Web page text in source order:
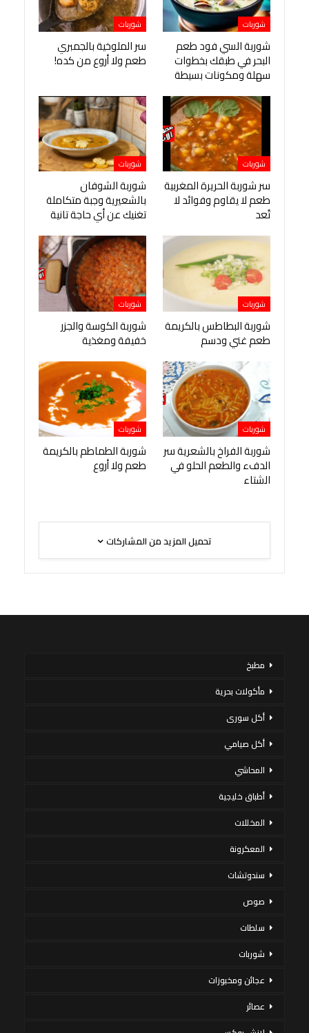
شوربات
شوربة السي فود طعم
البحر في طبقك بخطوات
سهلة ومكونات بسيطة
شوربات
سر الملوخية بالجمبري
طعم ولا أروع من كده!
شوربات
سر شوربة الحريرة المغربية
طعم لا يقاوم وفوائد لا
تُعد
شوربات
شوربة الشوفان
بالشعيرية وجبة متكاملة
تغنيك عن أي حاجة تانية
شوربات
شوربة البطاطس بالكريمة
طعم غني ودسم
شوربات
شوربة الكوسة والجزر
خفيفة ومغذية
شوربات
شوربة الفراخ بالشعرية سر
الدفء والطعم الحلو في
الشتاء
شوربات
شوربة الطماطم بالكريمة
طعم ولا أروع
تحميل المزيد من المشاركات
مطبخ
مأكولات بحرية
أكل سورى
أكل صيامي
المحاشي
أطباق خليجية
المخللات
المعكرونة
سندوتشات
صوص
سلطات
شوربات
عجائن ومخبوزات
عصائر